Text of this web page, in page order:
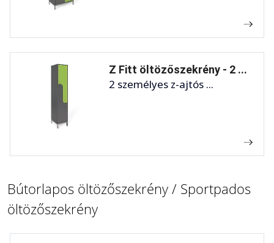
Z Fitt öltözőszekrény - 2 ...
2 személyes z-ajtós ...
Bútorlapos öltözőszekrény / Sportpados
öltözőszekrény